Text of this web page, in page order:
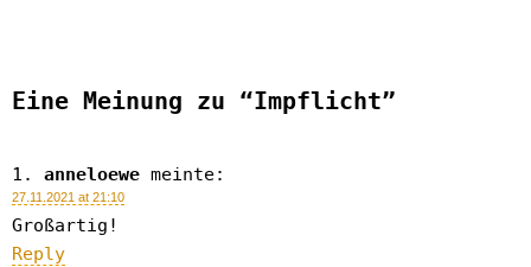
Eine Meinung zu “Impflicht”
anneloewe meinte:
27.11.2021 at 21:10
Großartig!
Reply